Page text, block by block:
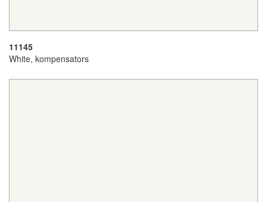
11145
White, kompensators